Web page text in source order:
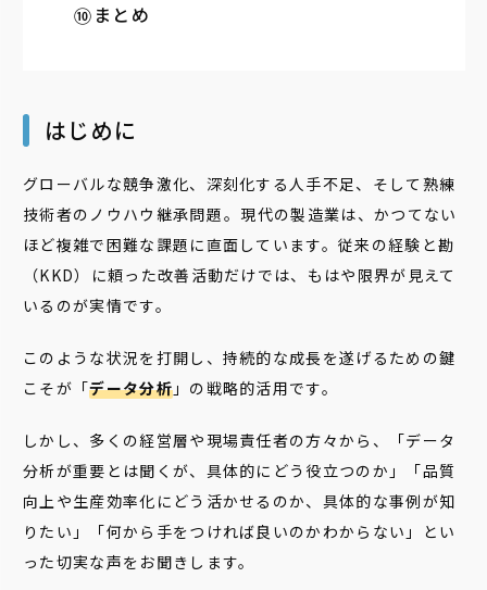
まとめ
はじめに
グローバルな競争激化、深刻化する人手不足、そして熟練
技術者のノウハウ継承問題――。現代の製造業は、かつてない
ほど複雑で困難な課題に直面しています。従来の経験と勘
（KKD）に頼った改善活動だけでは、もはや限界が見えて
いるのが実情です。
このような状況を打開し、持続的な成長を遂げるための鍵
こそが「データ分析」の戦略的活用です。
しかし、多くの経営層や現場責任者の方々から、「データ
分析が重要とは聞くが、具体的にどう役立つのか」「品質
向上や生産効率化にどう活かせるのか、具体的な事例が知
りたい」「何から手をつければ良いのかわからない」とい
った切実な声をお聞きします。